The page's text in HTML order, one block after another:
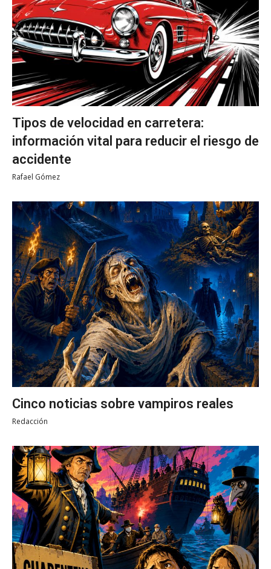
Tipos de velocidad en carretera:
información vital para reducir el riesgo de
accidente
Rafael Gómez
Cinco noticias sobre vampiros reales
Redacción